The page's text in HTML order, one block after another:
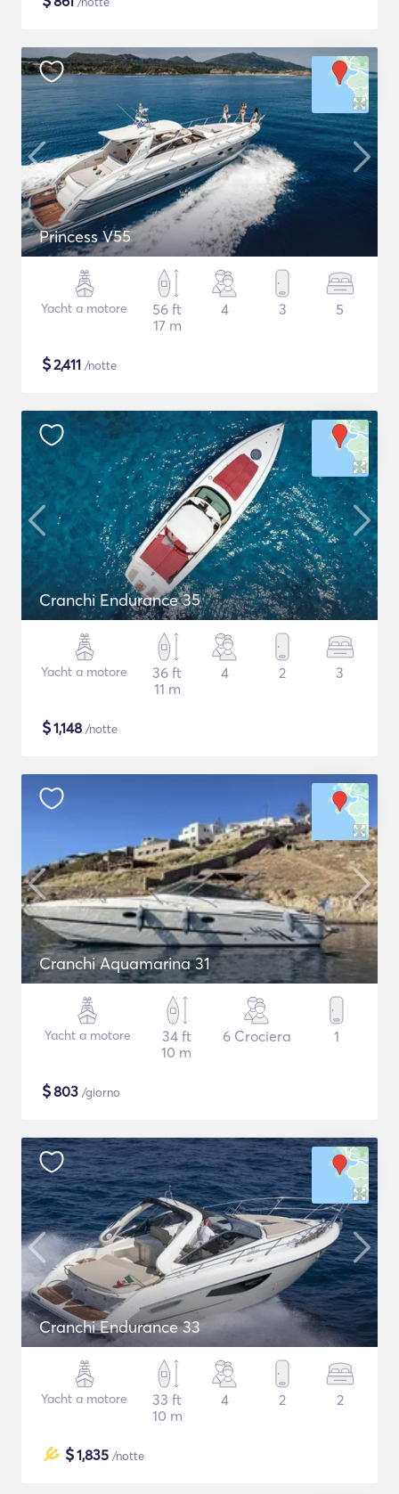
Princess V55
Yacht a motore
56 ft
17 m
4 3 5
$2,411 /notte
Cranchi Endurance 35
Yacht a motore
36 ft
11 m
4 2 3
$1,148 /notte
Cranchi Aquamarina 31
Yacht a motore
34 ft
10 m
6 Crociera 1
$803 /giorno
Cranchi Endurance 33
Yacht a motore
33 ft
10 m
4 2 2
$1,835 /notte